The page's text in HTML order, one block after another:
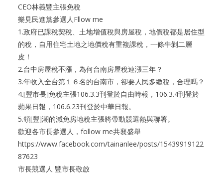
CEO林義豐主張免稅
樂見民進黨參選人Fllow me
1.政府已課稅契稅、土地增值稅與房屋稅，地價稅都是居住型
的稅，自用住宅土地之地價稅有重複課稅，一條牛剝二層
皮！
2.台中房屋稅不漲，為何台南房屋稅連漲三年？
3.年收入全台第１６名的台南市，卻要人民多繳稅，合理嗎？
4.[豐市長]免稅主張106.3.3刊登於自由時報，106.3.4刊登於
蘋果日報，106.6.23刊登於中華日報。
5.領[豐]潮的減免房地稅主張將帶動競選熱與聯署。
歡迎各市長參選人，follow me共襄盛舉
https://www.facebook.com/tainanlee/posts/15439919122
87623
市長競選人 豐市長敬啟